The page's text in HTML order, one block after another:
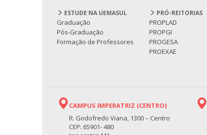
ESTUDE NA UEMASUL
Graduação
Pós-Graduação
Formação de Professores
PRÓ-REITORIAS
PROPLAD
PROPGI
PROGESA
PROEXAE
CAMPUS IMPERATRIZ (CENTRO)
R. Godofredo Viana, 1300 – Centro
CEP: 65901- 480